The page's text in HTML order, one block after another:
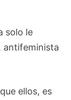
solo le
antifeminista
ellos, es